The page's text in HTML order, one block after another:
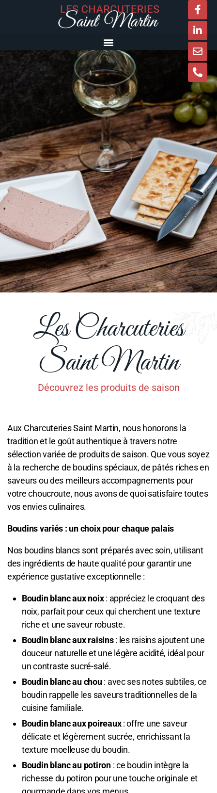
Les Charcuteries
Saint Martin
Découvrez les produits de saison
Aux Charcuteries Saint Martin, nous honorons la
tradition et le goût authentique à travers notre
sélection variée de produits de saison. Que vous soyez
à la recherche de boudins spéciaux, de pâtés riches en
saveurs ou des meilleurs accompagnements pour
votre choucroute, nous avons de quoi satisfaire toutes
vos envies culinaires.
Boudins variés : un choix pour chaque palais
Nos boudins blancs sont préparés avec soin, utilisant
des ingrédients de haute qualité pour garantir une
expérience gustative exceptionnelle :
Boudin blanc aux noix: appréciez le croquant des
noix, parfait pour ceux qui cherchent une texture
riche et une saveur robuste.
Boudin blanc aux raisins: les raisins ajoutent une
douceur naturelle et une légère acidité, idéal pour
un contraste sucré-salé.
Boudin blanc au chou: avec ses notes subtiles, ce
boudin rappelle les saveurs traditionnelles de la
cuisine familiale.
Boudin blanc aux poireaux: offre une saveur
délicate et légèrement sucrée, enrichissant la
texture moelleuse du boudin.
Boudin blanc au potiron: ce boudin intègre la
richesse du potiron pour une touche originale et